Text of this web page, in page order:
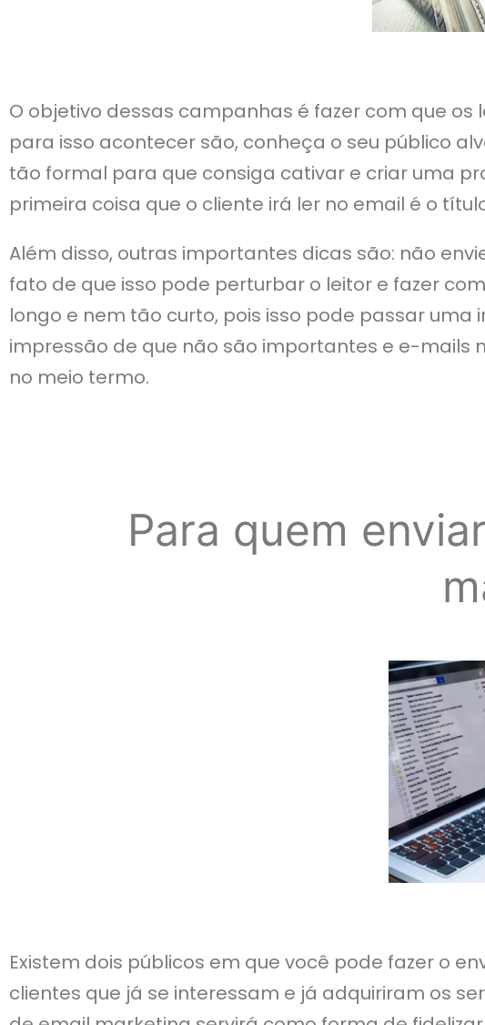
O objetivo dessas campanhas é fazer com que
para isso acontecer são, conheça o seu público
tão formal para que consiga cativar e criar uma
primeira coisa que o cliente irá ler no email é o
Além disso, outras importantes dicas são: não
fato de que isso pode perturbar o leitor e fazer
longo e nem tão curto, pois isso pode passar
impressão de que não são importantes e e-mails
no meio termo.
Para quem
Existem dois públicos em que você pode fazer o
clientes que já se interessam e já adquiriram os